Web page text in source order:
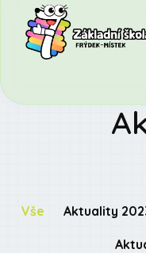
Aktuality
Vše